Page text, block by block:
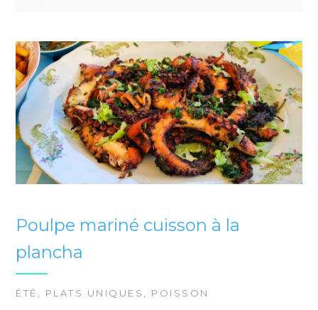
Poulpe mariné cuisson à la
plancha
ÉTÉ PLATS UNIQUES POISSON